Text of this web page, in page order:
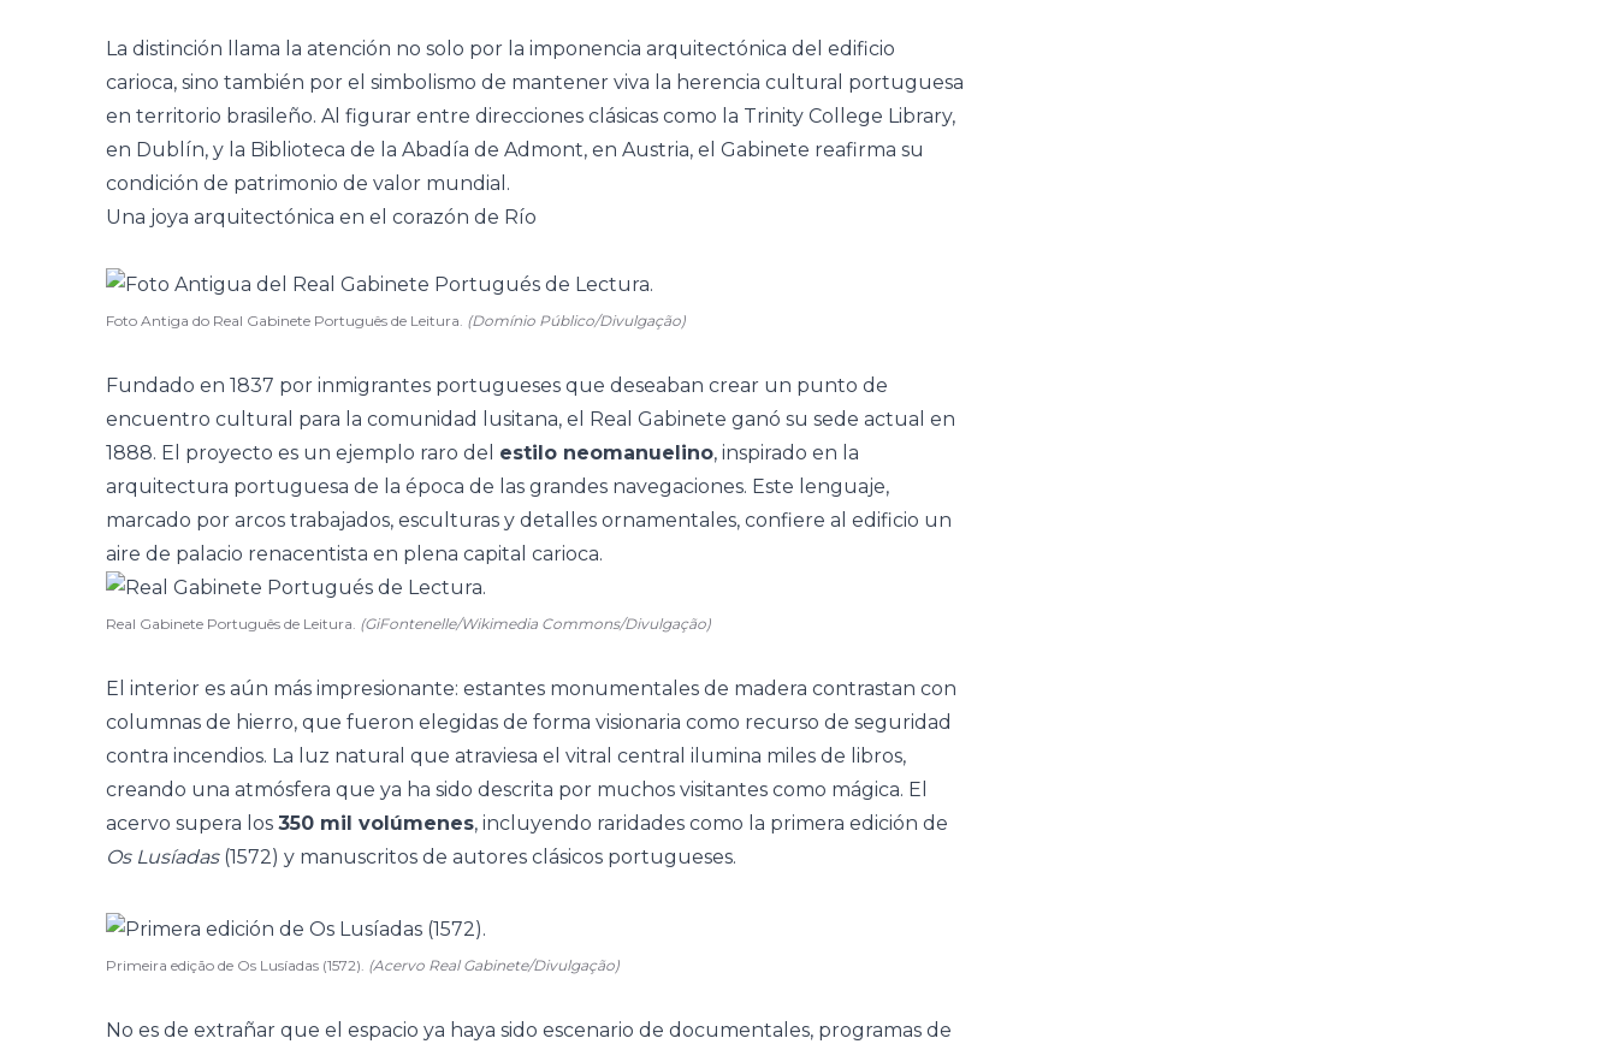
La distinción llama la atención no solo por la imponencia arquitectónica del edificio
carioca, sino también por el simbolismo de mantener viva la herencia cultural portuguesa
en territorio brasileño. Al figurar entre direcciones clásicas como la Trinity College Library,
en Dublín, y la Biblioteca de la Abadía de Admont, en Austria, el Gabinete reafirma su
condición de patrimonio de valor mundial.
Una joya arquitectónica en el corazón de Río
Foto Antiga do Real Gabinete Português de Leitura. (Domínio Público/Divulgação)
Fundado en 1837 por inmigrantes portugueses que deseaban crear un punto de
encuentro cultural para la comunidad lusitana, el Real Gabinete ganó su sede actual en
1888. El proyecto es un ejemplo raro del estilo neomanuelino, inspirado en la
arquitectura portuguesa de la época de las grandes navegaciones. Este lenguaje,
marcado por arcos trabajados, esculturas y detalles ornamentales, confiere al edificio un
aire de palacio renacentista en plena capital carioca.
Real Gabinete Português de Leitura. (GiFontenelle/Wikimedia Commons/Divulgação)
El interior es aún más impresionante: estantes monumentales de madera contrastan con
columnas de hierro, que fueron elegidas de forma visionaria como recurso de seguridad
contra incendios. La luz natural que atraviesa el vitral central ilumina miles de libros,
creando una atmósfera que ya ha sido descrita por muchos visitantes como mágica. El
acervo supera los 350 mil volúmenes, incluyendo raridades como la primera edición de
Os Lusíadas(1572) y manuscritos de autores clásicos portugueses.
Primeira edição de Os Lusíadas (1572). (Acervo Real Gabinete/Divulgação)
No es de extrañar que el espacio ya haya sido escenario de documentales, programas de